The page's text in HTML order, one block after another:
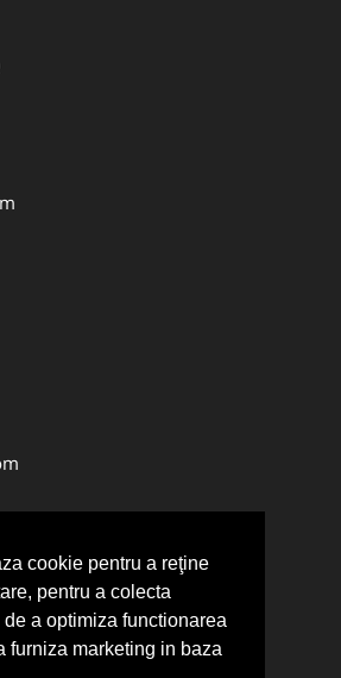
cookie pentru a reţine
pentru a colecta
a optimiza functionarea
furniza marketing in baza